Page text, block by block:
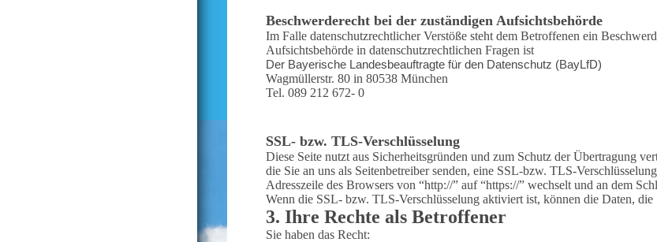
Beschwerderecht bei der zuständigen Aufsichtsbehörde
Im Falle datenschutzrechtlicher Verstöße steht dem Betroffenen ein
Aufsichtsbehörde in datenschutzrechtlichen Fragen ist
Der Bayerische Landesbeauftragte für den Datenschutz (BayLfD)
Wagmüllerstr. 80 in 80538 München
Tel. 089 212 672- 0
SSL- bzw. TLS-Verschlüsselung
Diese Seite nutzt aus Sicherheitsgründen und zum Schutz der Übertragung
die Sie an uns als Seitenbetreiber senden, eine SSL-bzw. TLS-
Adresszeile des Browsers von “http://” auf “https://” wechselt und an dem
Wenn die SSL- bzw. TLS-Verschlüsselung aktiviert ist, können die Daten,
3. Ihre Rechte als Betroffener
Sie haben das Recht: